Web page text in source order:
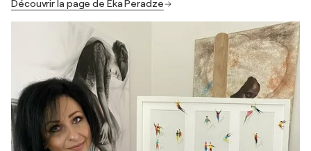
Découvrir la page de Eka Peradze